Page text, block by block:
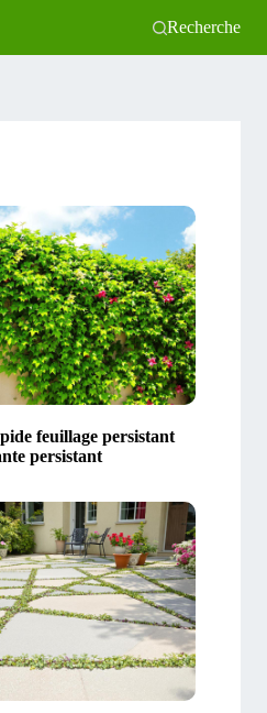
Recherche
feuillage persistant
persistant